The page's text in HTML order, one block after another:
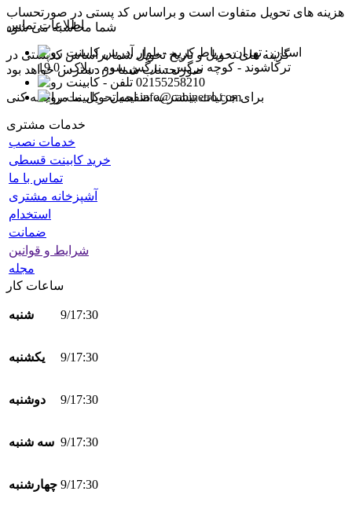
هزینه های تحویل متفاوت است و براساس کد پستی در صورتحساب
گزینه های تحویل و تاریخ تحویل شما براساس کدپستی در
صورتحساب شما در دسترس خواهد بود
برای جزئیات بیشتر به صفحه تحویل ما مراجعه کنی
اطلاعات تماس
استان : تهران - رباط کریم - بلوار
ترکاشوند - کوچه نرگس - نرگس سوم - پلاک : 19.0
02155258210
info@cabinetro.com
خدمات مشتری
خدمات نصب
خرید کابینت قسطی
تماس با ما
آشپزخانه مشتری
استخدام
ضمانت
شرایط و قوانین
مجله
ساعات کار
شنبه 9/17:30
یکشنبه 9/17:30
دوشنبه 9/17:30
سه شنبه 9/17:30
چهارشنبه 9/17:30